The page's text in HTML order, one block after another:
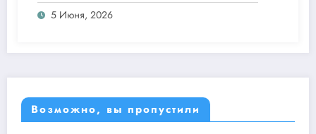
5 Июня, 2026
Возможно, вы пропустили